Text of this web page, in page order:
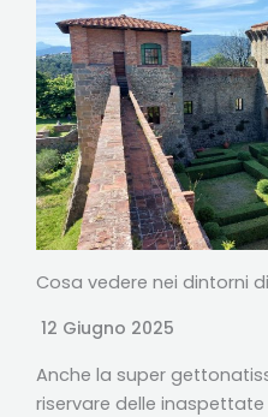
Cosa vedere nei dintorni
12 Giugno 2025
Anche la super
riservare delle